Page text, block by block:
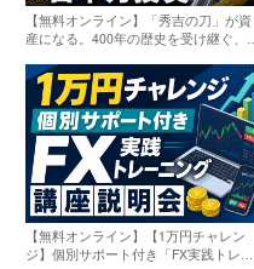
【無料オンライン】「秀吉の刀」が資
産になる。400年の歴史を受け継ぐ、年
日〕
【無料オンライン】【1万円チャレン
ジ】個別サポート付き「FX実践トレー